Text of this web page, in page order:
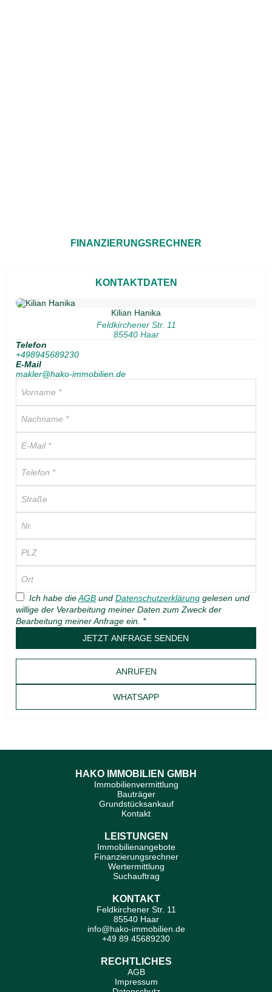
FINANZIERUNGSRECHNER
KONTAKTDATEN
Kilian Hanika
Feldkirchener Str. 11
85540 Haar
Telefon
+498945689230
E-Mail
makler@hako-immobilien.de
Ich habe dieAGB und Datenschutzerklärung gelesen und
willige der Verarbeitung meiner Daten zum Zweck der
Bearbeitung meiner Anfrage ein. *
JETZT ANFRAGE SENDEN
ANRUFEN
WHATSAPP
HAKO IMMOBILIEN GMBH
Immobilienvermittlung
Bauträger
Grundstücksankauf
Kontakt
LEISTUNGEN
Immobilienangebote
Finanzierungsrechner
Wertermittlung
Suchauftrag
KONTAKT
Feldkirchener Str. 11
85540 Haar
info@hako-immobilien.de
+49 89 45689230
RECHTLICHES
AGB
Impressum